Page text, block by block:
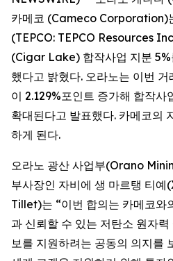
카메코 (Cameco Corporation)
(TEPCO: TEPCO Resources
(Cigar Lake) 합작사업 지분 5%
했다고 밝혔다. 오라노는 이번
이 2.129%포인트 증가해 합작사
확대된다고 발표했다. 카메코의
하게 된다.
오라노 광산 사업부(Orano
부사장인 자비에 생 마르탱 티
Tillet)는 “이번 합의는 카메코와
과 신뢰할 수 있는 저탄소 원자
보를 지원하려는 공동의 의지를